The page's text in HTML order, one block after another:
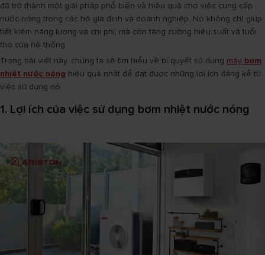
đã trở thành một giải pháp phổ biến và hiệu quả cho việc cung cấp
nước nóng trong các hộ gia đình và doanh nghiệp. Nó không chỉ giúp
tiết kiệm năng lượng và chi phí, mà còn tăng cường hiệu suất và tuổi
thọ của hệ thống.
Trong bài viết này, chúng ta sẽ tìm hiểu về bí quyết sử dụng máy bơm
nhiệt nước nóng hiệu quả nhất để đạt được những lợi ích đáng kể từ
việc sử dụng nó.
1. Lợi ích của việc sử dụng bơm nhiệt nước nóng